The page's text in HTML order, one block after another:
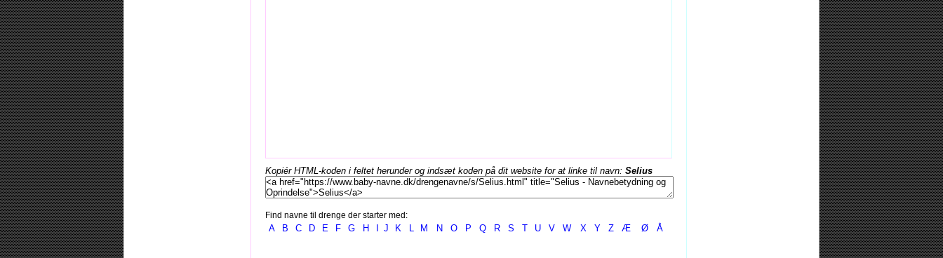
Kopiér HTML-koden i feltet herunder og indsæt koden på dit website for at linke til navn: Selius
Find navne til drenge der starter med:
A B C D E F G H J K L M N O P Q R S T U V W X Y Z Æ Ø Å